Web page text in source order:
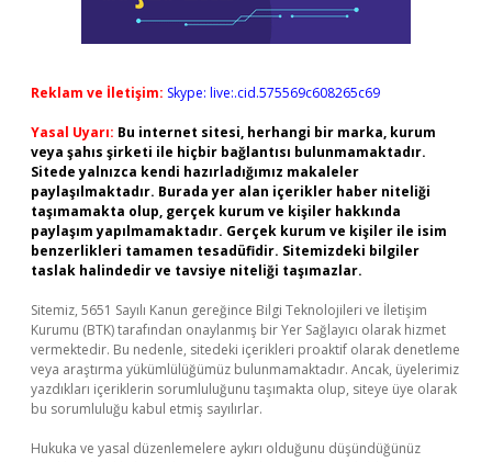
Reklam ve İletişim: Skype: live:.cid.575569c608265c69
Yasal Uyarı: Bu internet sitesi, herhangi bir marka, kurum
veya şahıs şirketi ile hiçbir bağlantısı bulunmamaktadır.
Sitede yalnızca kendi hazırladığımız makaleler
paylaşılmaktadır. Burada yer alan içerikler haber niteliği
taşımamakta olup, gerçek kurum ve kişiler hakkında
paylaşım yapılmamaktadır. Gerçek kurum ve kişiler ile isim
benzerlikleri tamamen tesadüfidir. Sitemizdeki bilgiler
taslak halindedir ve tavsiye niteliği taşımazlar.
Sitemiz, 5651 Sayılı Kanun gereğince Bilgi Teknolojileri ve İletişim
Kurumu (BTK) tarafından onaylanmış bir Yer Sağlayıcı olarak hizmet
vermektedir. Bu nedenle, sitedeki içerikleri proaktif olarak denetleme
veya araştırma yükümlülüğümüz bulunmamaktadır. Ancak, üyelerimiz
yazdıkları içeriklerin sorumluluğunu taşımakta olup, siteye üye olarak
bu sorumluluğu kabul etmiş sayılırlar.
Hukuka ve yasal düzenlemelere aykırı olduğunu düşündüğünüz